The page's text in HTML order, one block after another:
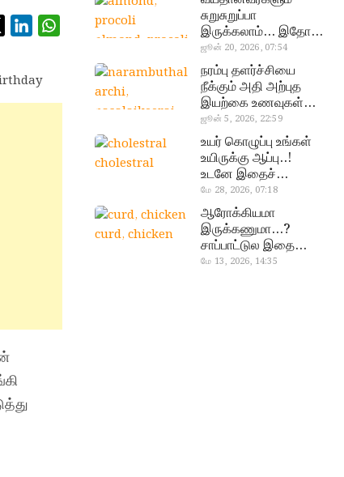
almond, procoli
சுறுசுறுப்பா
இருக்கலாம்… இதோ
சூப்பர் உணவுகள்!
ஜூன் 20, 2026, 07:54
narambuthalar
chi,
pasalaikeerai
நரம்பு தளர்ச்சியை
நீக்கும் அதி அற்புத
இயற்கை உணவுகள்…
தவற விட்டுறாதீங்க!
ஜூன் 5, 2026, 22:59
cholestral
உயர் கொழுப்பு உங்கள்
உயிருக்கு ஆப்பு..!
உடனே இதைச்
செய்யுங்க!
மே 28, 2026, 07:18
curd, chicken
ஆரோக்கியமா
இருக்கணுமா…?
சாப்பாட்டுல இதை
எல்லாம்
மே 13, 2026, 14:35